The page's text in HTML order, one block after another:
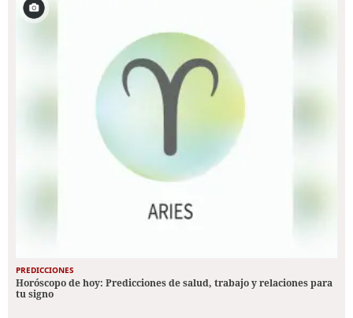
PREDICCIONES
Horóscopo de hoy: Predicciones de salud, trabajo y relaciones para
tu signo